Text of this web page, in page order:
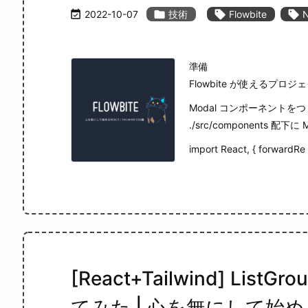
 2022-10-07  技術  Flowbite 
準備
Flowbite が使えるプロジ
Modal コンポーネントをつ
./src/components 配下に
import React, { forwardRe
[React+Tailwind]